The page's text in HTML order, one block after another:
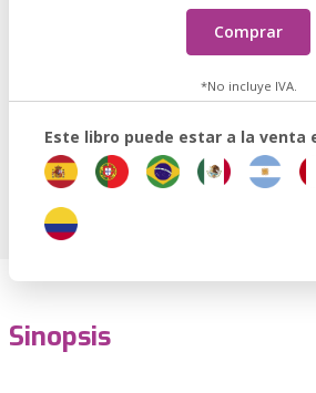
Comprar
*No incluye IVA.
Este libro puede estar a la venta
Sinopsis